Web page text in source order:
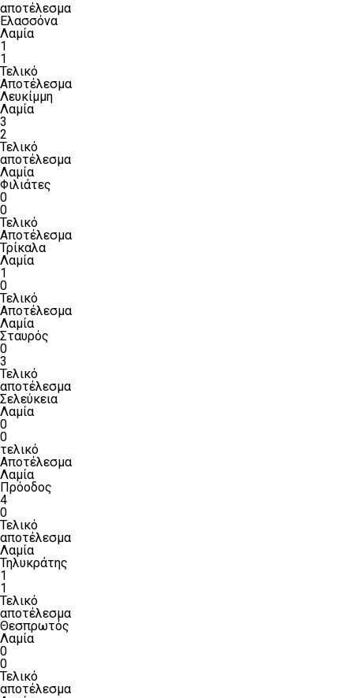
αποτέλεσμα
Ελασσόνα
Λαμία
1
1
Τελικό
Αποτέλεσμα
Λευκίμμη
Λαμία
3
2
Τελικό
αποτέλεσμα
Λαμία
Φιλιάτες
0
0
Τελικό
Αποτέλεσμα
Τρίκαλα
Λαμία
1
0
Τελικό
Αποτέλεσμα
Λαμία
Σταυρός
0
3
Τελικό
αποτέλεσμα
Σελεύκεια
Λαμία
0
0
τελικό
Αποτέλεσμα
Λαμία
Πρόοδος
4
0
Τελικό
αποτέλεσμα
Λαμία
Τηλυκράτης
1
1
Τελικό
αποτέλεσμα
Θεσπρωτός
Λαμία
0
0
Τελικό
αποτέλεσμα